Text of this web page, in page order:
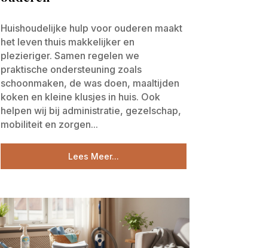
Huishoudelijke hulp voor ouderen maakt
het leven thuis makkelijker en
plezieriger. Samen regelen we
praktische ondersteuning zoals
schoonmaken, de was doen, maaltijden
koken en kleine klusjes in huis. Ook
helpen wij bij administratie, gezelschap,
mobiliteit en zorgen...
Lees Meer...